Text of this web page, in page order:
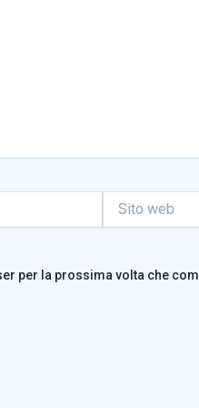
web
per la prossima volta che